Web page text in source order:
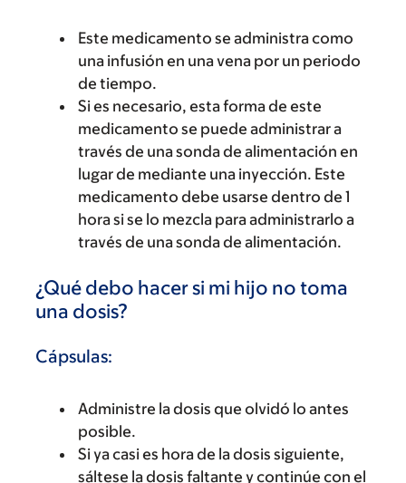
Este medicamento se administra como
una infusión en una vena por un periodo
de tiempo.
Si es necesario, esta forma de este
medicamento se puede administrar a
través de una sonda de alimentación en
lugar de mediante una inyección. Este
medicamento debe usarse dentro de 1
hora si se lo mezcla para administrarlo a
través de una sonda de alimentación.
¿Qué debo hacer si mi hijo no toma
una dosis?
Cápsulas:
Administre la dosis que olvidó lo antes
posible.
Si ya casi es hora de la dosis siguiente,
sáltese la dosis faltante y continúe con el